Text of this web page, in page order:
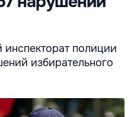
полиции
избирательного